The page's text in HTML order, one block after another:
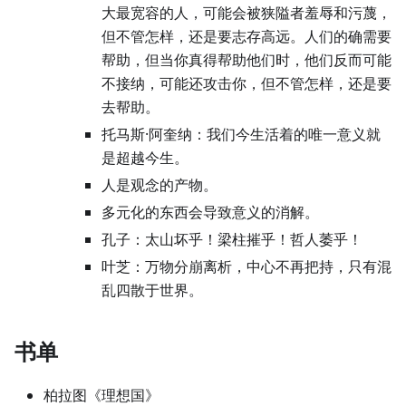
大最宽容的人，可能会被狭隘者羞辱和污蔑，
但不管怎样，还是要志存高远。人们的确需要
帮助，但当你真得帮助他们时，他们反而可能
不接纳，可能还攻击你，但不管怎样，还是要
去帮助。
托马斯·阿奎纳：我们今生活着的唯一意义就
是超越今生。
人是观念的产物。
多元化的东西会导致意义的消解。
孔子：太山坏乎！梁柱摧乎！哲人萎乎！
叶芝：万物分崩离析，中心不再把持，只有混
乱四散于世界。
书单
柏拉图《理想国》